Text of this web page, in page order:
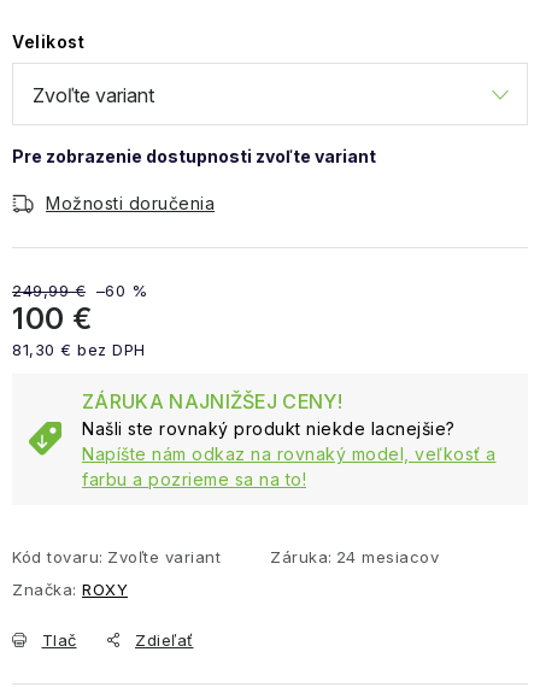
Velikost
Možnosti doručenia
249,99 € –60 %
100 €
81,30 € bez DPH
ZÁRUKA NAJNIŽŠEJ CENY!
Našli ste rovnaký produkt niekde lacnejšie?
Napíšte nám odkaz na rovnaký model, veľkosť a
farbu a pozrieme sa na to!
Kód tovaru: Zvoľte variant Záruka: 24 mesiacov
Značka: ROXY
Tlač Zdieľať